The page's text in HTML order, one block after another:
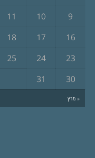
« מרץ
9
10
11
16
17
18
23
24
25
30
31